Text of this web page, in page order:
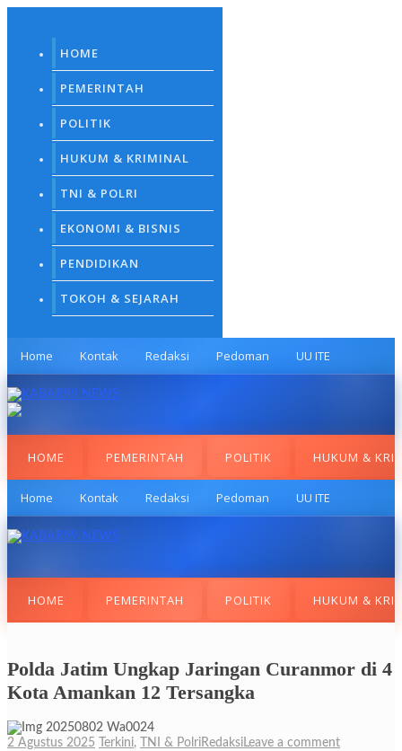
HOME
PEMERINTAH
POLITIK
HUKUM & KRIMINAL
TNI & POLRI
EKONOMI & BISNIS
PENDIDIKAN
TOKOH & SEJARAH
Home Kontak Redaksi Pedoman UU ITE
HOME PEMERINTAH POLITIK HUKUM &
Home Kontak Redaksi Pedoman UU ITE
HOME PEMERINTAH POLITIK HUKUM &
Polda Jatim Ungkap Jaringan Curanmor di 4
Kota Amankan 12 Tersangka
2 Agustus 2025 Terkini, TNI & PolriRedaksiLeave a comment